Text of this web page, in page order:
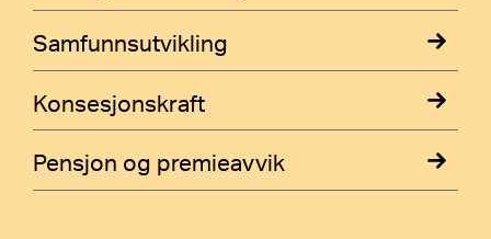
Samfunnsutvikling
Konsesjonskraft
Pensjon og premieavvik